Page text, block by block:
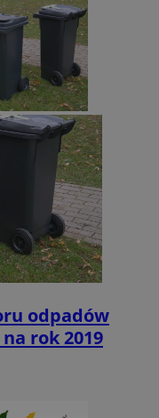
odpadów
rok 2019